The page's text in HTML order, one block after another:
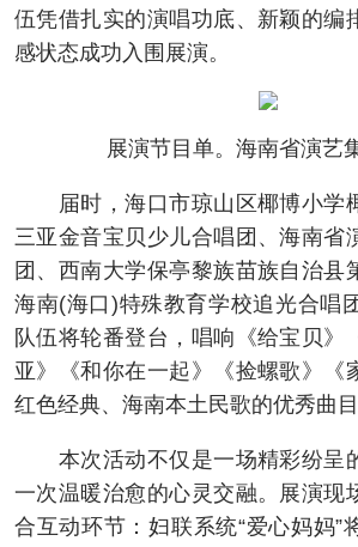
伍凭借扎实的演唱功底、新颖的编
感状态成功入围展演。
展演节目单。海南省演艺
届时，海口市琼山区椰博小学椰
三亚金音宝贝少儿合唱团、海南省
团、西南大学保亭黎族苗族自治县
海南(海口)特殊教育学校追光合唱
队伍将轮番登台，唱响《给宝贝》
亚》《和你在一起》《捡螺歌》《
红色经典、海南本土民歌的优秀曲目
本次活动不仅是一场精彩纷呈
一次温暖治愈的心灵交融。展演现
合互动环节：妇联系统“爱心妈妈”